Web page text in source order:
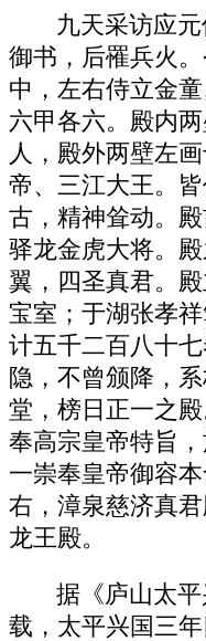
九天采访应
御书，后罹兵火
中，左右侍立金
六甲各六。殿内
人，殿外两壁左
帝、三江大王。
古，精神耸动。
驿龙金虎大将。
翼，四圣真君。
宝室；于湖张孝
计五千二百八十
隐，不曾颁降，
堂，榜日正一之
奉高宗皇帝特旨
一崇奉皇帝御容
右，漳泉慈济真
龙王殿。
据《庐山太
载，太平兴国三